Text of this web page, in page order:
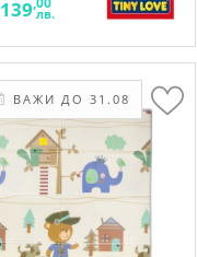
139 лв.
ВАЖИ ДО 31.08